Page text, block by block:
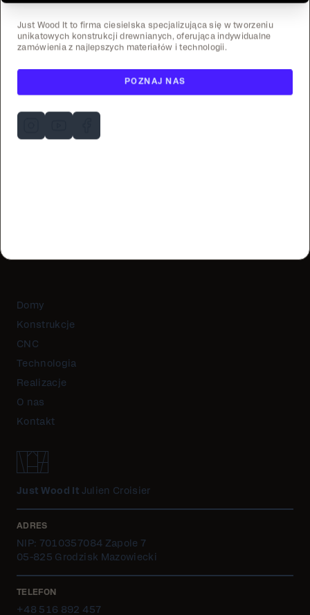
Just Wood It to firma ciesielska specjalizująca się w tworzeniu
unikatowych konstrukcji drewnianych, oferująca indywidualne
zamówienia z najlepszych materiałów i technologii.
POZNAJ NAS
Domy
Konstrukcje
CNC
Technologia
Realizacje
O nas
Kontakt
Just Wood It Julien Croisier
ADRES
NIP: 7010357084 Zapole 7
05-825 Grodzisk Mazowiecki
TELEFON
+48 516 892 457